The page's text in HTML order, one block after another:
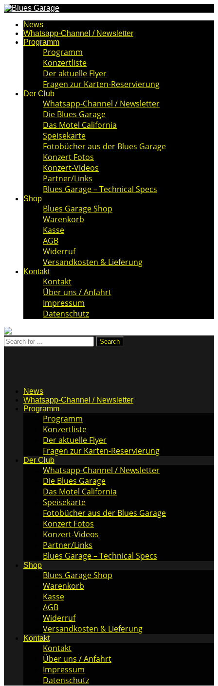
News
Whatsapp-Channel / Newsletter
Programm
Programm
Konzertliste
Der aktuelle Flyer
Fragen zur Karten-Reservierung
Der Club
Whatsapp-Channel / Newsletter
Die Blues Garage
Das Motel California
Speisekarte
Fotobücher aus der Blues Garage
Konzert Fotos
Konzert-Videos
Partner/Links
Blues Garage – Technical Specs
Shop
Blues Garage Shop
Warenkorb
Kasse
AGB
Widerruf
Versandkosten & Lieferung
Kontakt
Kontakt
Über uns / Anfahrt
Impressum
Datenschutz
News
Whatsapp-Channel / Newsletter
Programm
Programm
Konzertliste
Der aktuelle Flyer
Fragen zur Karten-Reservierung
Der Club
Whatsapp-Channel / Newsletter
Die Blues Garage
Das Motel California
Speisekarte
Fotobücher aus der Blues Garage
Konzert Fotos
Konzert-Videos
Partner/Links
Blues Garage – Technical Specs
Shop
Blues Garage Shop
Warenkorb
Kasse
AGB
Widerruf
Versandkosten & Lieferung
Kontakt
Kontakt
Über uns / Anfahrt
Impressum
Datenschutz